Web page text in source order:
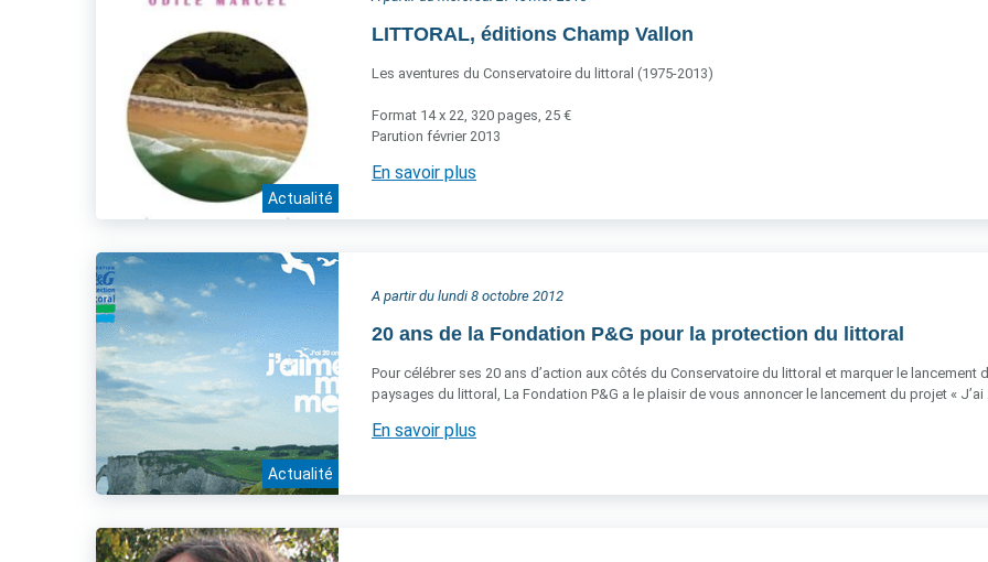
Actualité
LITTORAL, éditions Champ Vallon
Les aventures du Conservatoire du littoral (1975-2013)
Format 14 x 22, 320 pages, 25 €
Parution février 2013
En savoir plus
Actualité
A partir du lundi 8 octobre 2012
20 ans de la Fondation P&G pour la protection du littoral
Pour célébrer ses 20 ans d’action aux côtés du Conservatoire du littoral et marquer le
paysages du littoral, La Fondation P&G a le plaisir de vous annoncer le lancement du projet « J’ai
En savoir plus